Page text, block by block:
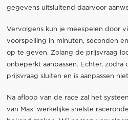
gegevens uitsluitend daarvoor
Vervolgens kun je meespelen door
voorspelling in minuten, seconden
op te geven. Zolang de prijsvraag
onbeperkt aanpassen. Echter, zodra
prijsvraag sluiten en is aanpassen
Na afloop van de race zal het
van Max’ werkelijke snelste